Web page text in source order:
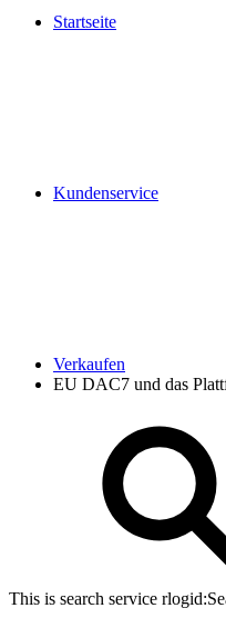
Startseite
Kundenservice
Verkaufen
EU DAC7 und das
This is search service rlogid: